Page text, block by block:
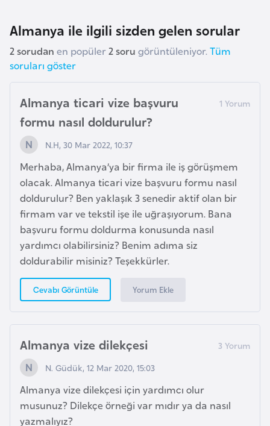
Almanya ile ilgili sizden gelen sorular
2 sorudan en popüler2 soru görüntüleniyor. Tüm
soruları göster
Almanya ticari vize başvuru
formu nasıl doldurulur?
N.H, 30 Mar 2022, 10:37
Merhaba, Almanya’ya bir firma ile iş görüşmem
olacak. Almanya ticari vize başvuru formu nasıl
doldurulur? Ben yaklaşık 3 senedir aktif olan bir
firmam var ve tekstil işe ile uğraşıyorum. Bana
başvuru formu doldurma konusunda nasıl
yardımcı olabilirsiniz? Benim adıma siz
doldurabilir misiniz? Teşekkürler.
Cevabı Görüntüle Yorum Ekle
Almanya vize dilekçesi
N. Güdük, 12 Mar 2020, 15:03
Almanya vize dilekçesi için yardımcı olur
musunuz? Dilekçe örneği var mıdır ya da nasıl
yazmalıyız?
B
o
s
n
H
e
r
s
e
k
B
u
a
r
s
t
a